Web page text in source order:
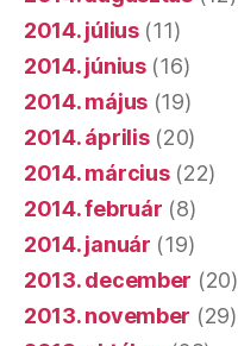
2014. július(11)
2014. június(16)
2014. május (19)
2014. április(20)
2014. március(22)
2014. február (8)
2014. január (19)
2013. december (20)
2013. november (29)